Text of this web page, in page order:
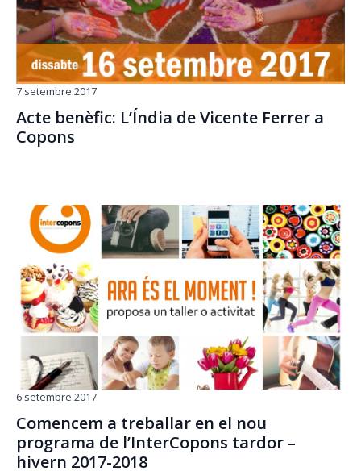
Acte benèfic: L’Índia de Vicente Ferrer a
Copons
7 setembre 2017
Comencem a treballar en el nou
programa de l’InterCopons tardor –
hivern 2017-2018
6 setembre 2017